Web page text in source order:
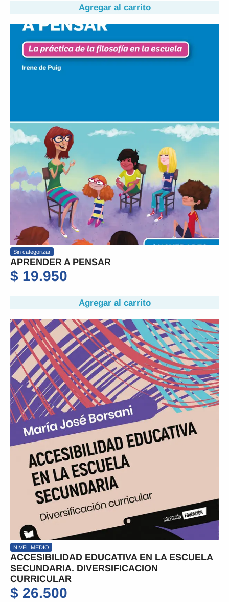
Agregar al carrito
Sin categorizar
APRENDER A PENSAR
$ 19.950
Agregar al carrito
NIVEL MEDIO
ACCESIBILIDAD EDUCATIVA EN LA ESCUELA
SECUNDARIA. DIVERSIFICACION
CURRICULAR
$ 26.500